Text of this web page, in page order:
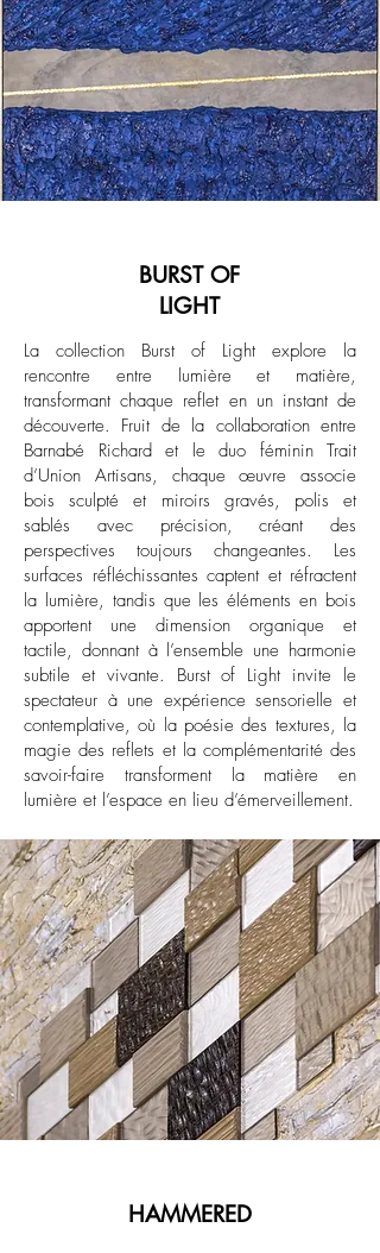
BURST OF
LIGHT
La collection Burst of Light explore la
rencontre entre lumière et matière,
transformant chaque reflet en un instant de
découverte. Fruit de la collaboration entre
Barnabé Richard et le duo féminin Trait
d’Union Artisans, chaque œuvre associe
bois sculpté et miroirs gravés, polis et
sablés avec précision, créant des
perspectives toujours changeantes. Les
surfaces réfléchissantes captent et réfractent
la lumière, tandis que les éléments en bois
apportent une dimension organique et
tactile, donnant à l’ensemble une harmonie
subtile et vivante. Burst of Light invite le
spectateur à une expérience sensorielle et
contemplative, où la poésie des textures, la
magie des reflets et la complémentarité des
savoir-faire transforment la matière en
lumière et l’espace en lieu d’émerveillement.
HAMMERED